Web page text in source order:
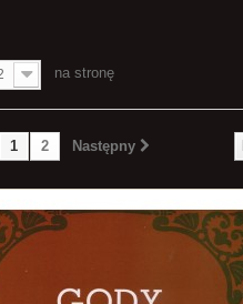
na stronę
1 2 Następny